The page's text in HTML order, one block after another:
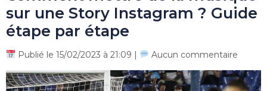
sur une Story Instagram ? Guide
étape par étape
Publié le 15/02/2023 à 21:09 | Aucun commentaire